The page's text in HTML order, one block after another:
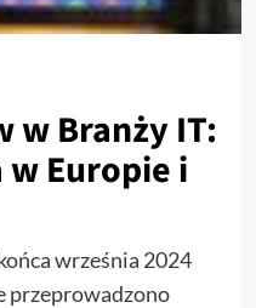
w Branży IT:
w Europie i
września 2024
przeprowadzono